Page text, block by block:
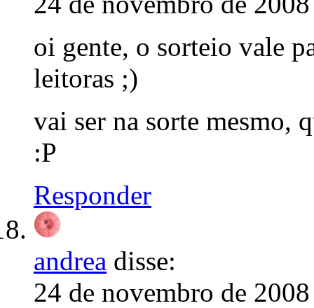
oi gente, o sorteio vale
leitoras ;)
vai ser na sorte mesmo,
:P
Responder
andrea disse:
24 de novembro de